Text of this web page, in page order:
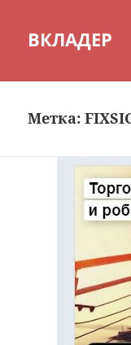
ВКЛАДЕР
Метка: